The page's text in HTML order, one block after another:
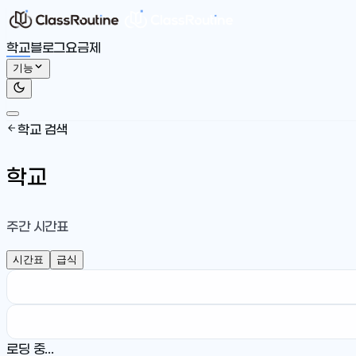
학교블로그요금제
기능
학교 검색
학교
주간 시간표
시간표 급식
로딩 중...